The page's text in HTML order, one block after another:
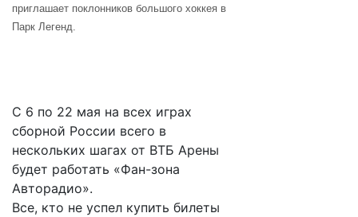
приглашает поклонников большого хоккея в
Парк Легенд.
С 6 по 22 мая на всех играх
сборной России всего в
нескольких шагах от ВТБ Арены
будет работать «Фан-зона
Авторадио».
Все, кто не успел купить билеты